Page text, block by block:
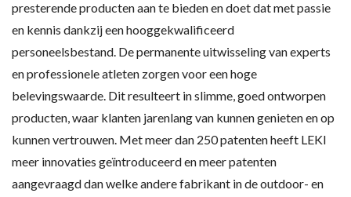
presterende producten aan te bieden en doet dat met passie
en kennis dankzij een hooggekwalificeerd
personeelsbestand. De permanente uitwisseling van experts
en professionele atleten zorgen voor een hoge
belevingswaarde. Dit resulteert in slimme, goed ontworpen
producten, waar klanten jarenlang van kunnen genieten en op
kunnen vertrouwen. Met meer dan 250 patenten heeft LEKI
meer innovaties geïntroduceerd en meer patenten
aangevraagd dan welke andere fabrikant in de outdoor- en